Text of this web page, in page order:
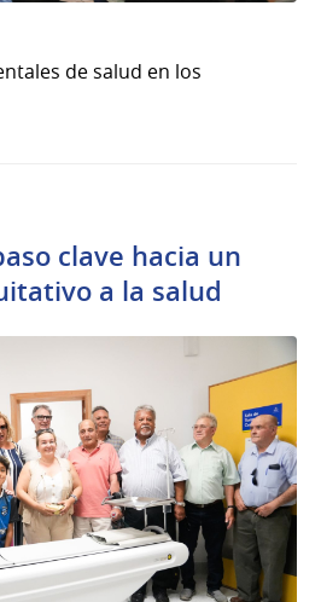
de salud en los
clave hacia un
a la salud